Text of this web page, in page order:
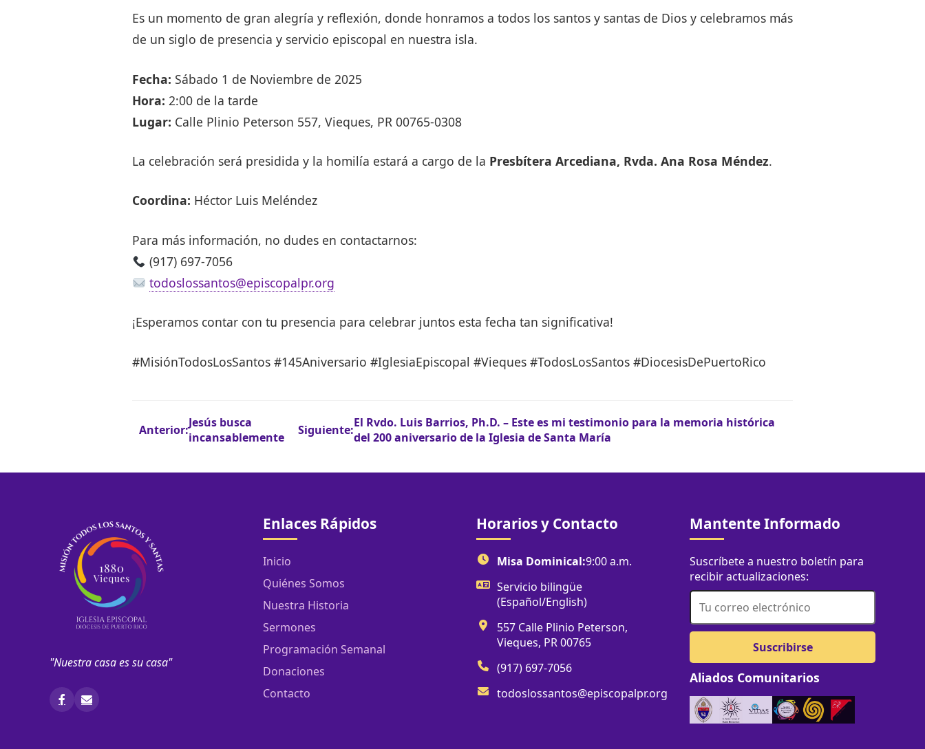
Es un momento de gran alegría y reflexión, donde honramos a todos los santos y santas de Dios y celebramos más
de un siglo de presencia y servicio episcopal en nuestra isla.
Fecha: Sábado 1 de Noviembre de 2025
Hora: 2:00 de la tarde
Lugar: Calle Plinio Peterson 557, Vieques, PR 00765-0308
La celebración será presidida y la homilía estará a cargo de la Presbítera Arcediana, Rvda. Ana Rosa Méndez.
Coordina: Héctor Luis Meléndez
Para más información, no dudes en contactarnos:
(917) 697-7056
todoslossantos@episcopalpr.org
¡Esperamos contar con tu presencia para celebrar juntos esta fecha tan significativa!
#MisiónTodosLosSantos #145Aniversario #IglesiaEpiscopal #Vieques #TodosLosSantos #DiocesisDePuertoRico
Navegación
entradas
Anterior:Jesús busca
incansablemente
Siguiente:El Rvdo. Luis Barrios, Ph.D. – Este es mi testimonio para la memoria histórica
del 200 aniversario de la Iglesia de Santa María
"Nuestra casa es su casa"
Enlaces Rápidos
Inicio
Quiénes Somos
Nuestra Historia
Sermones
Programación Semanal
Donaciones
Contacto
Horarios y Contacto
Misa Dominical:9:00 a.m.
Servicio bilingüe
(Español/English)
557 Calle Plinio Peterson,
Vieques, PR 00765
(917) 697-7056
todoslossantos@episcopalpr.org
Mantente Informado
Suscríbete a nuestro boletín para
recibir actualizaciones:
Aliados Comunitarios